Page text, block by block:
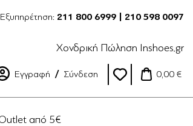
211 800 6999 | 210 598 0097
Χονδρική Πώληση Inshoes.gr
Εγγραφή Σύνδεση 0,00 €
από 5€